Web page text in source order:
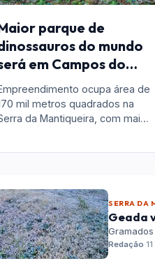
parque de
do mundo
em Campos do
ocupa área de
mil metros quadrados na
da Mantiqueira, com mais
SERRA DA
Geada
Redação·